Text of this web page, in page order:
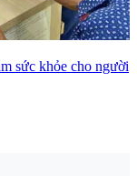
sức khỏe cho người